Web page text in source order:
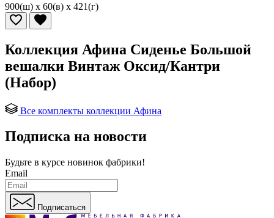
900(ш) x 60(в) x 421(г)
Коллекция Афина Сиденье Большой
вешалки Винтаж Оксид/Кантри
(Набор)
Все комплекты коллекции Афина
Подписка на новости
Будьте в курсе новинок фабрики!
Email
Подписаться